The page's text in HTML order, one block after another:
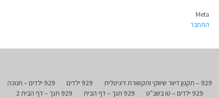
Meta
התחבר
929 – תקנון דיוור שיווקי ותקשורת דיגיטלית 929 ילדים
929 ילדים – חנוכה
929 ילדים – טו בשב"ט
929 תנך – דף הבית
929 תנך – דף הבית 2